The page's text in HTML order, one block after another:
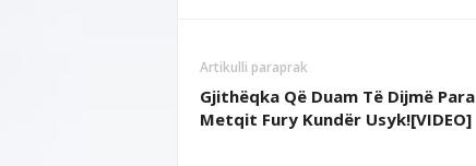
Artikulli paraprak
Gjithëqka Që Duam Të Dijmë Para
Metqit Fury Kundër Usyk![VIDEO]